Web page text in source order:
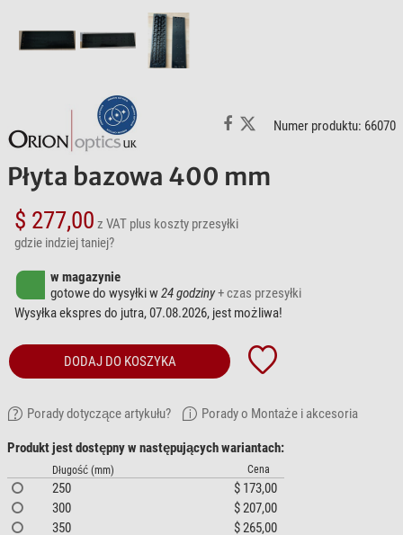
Numer produktu: 66070
Płyta bazowa 400 mm
$ 277,00 z VAT plus koszty przesyłki
gdzie indziej taniej?
w magazynie
gotowe do wysyłki w24 godziny+ czas przesyłki
Wysyłka ekspres do jutra, 07.08.2026, jest możliwa!
DODAJ DO KOSZYKA
Porady dotyczące artykułu? Porady o Montaże i akcesoria
Produkt jest dostępny w następujących wariantach:
Długość (mm) Cena
250
$ 173,00
300
$ 207,00
350
$ 265,00